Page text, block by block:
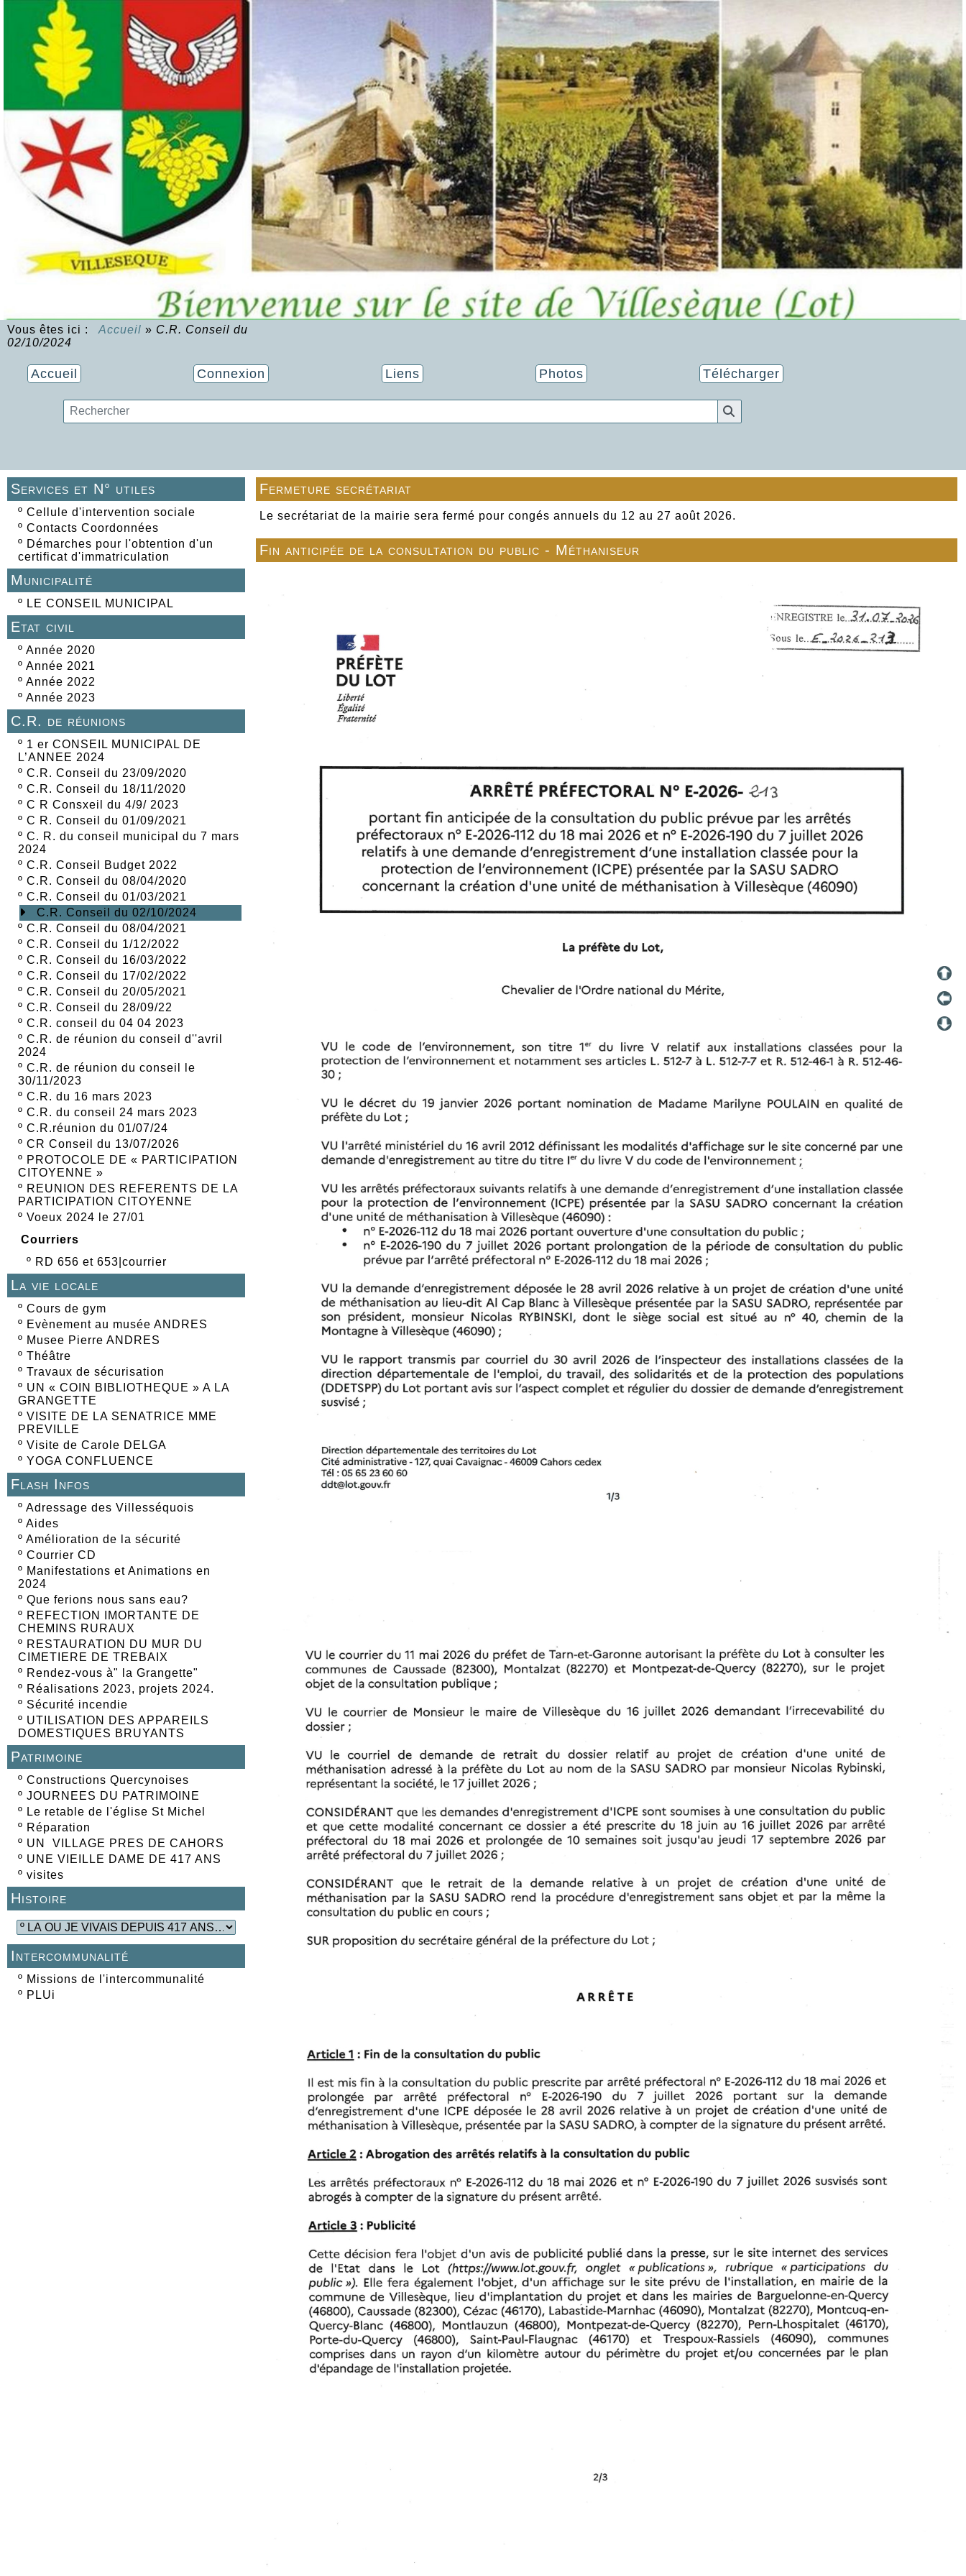
Vous êtes ici : Accueil » C.R. Conseil du
02/10/2024
Accueil Connexion Liens Photos Télécharger
Services et N° utiles
º Cellule d'intervention sociale
º Contacts Coordonnées
º Démarches pour l'obtention d'un
certificat d'immatriculation
Municipalité
º LE CONSEIL MUNICIPAL
Etat civil
º Année 2020
º Année 2021
º Année 2022
º Année 2023
C.R. de réunions
º 1 er CONSEIL MUNICIPAL DE
L’ANNEE 2024
º C.R. Conseil du 23/09/2020
º C.R. Conseil du 18/11/2020
º C R Consxeil du 4/9/ 2023
º C R. Conseil du 01/09/2021
º C. R. du conseil municipal du 7 mars
2024
º C.R. Conseil Budget 2022
º C.R. Conseil du 08/04/2020
º C.R. Conseil du 01/03/2021
C.R. Conseil du 02/10/2024
º C.R. Conseil du 08/04/2021
º C.R. Conseil du 1/12/2022
º C.R. Conseil du 16/03/2022
º C.R. Conseil du 17/02/2022
º C.R. Conseil du 20/05/2021
º C.R. Conseil du 28/09/22
º C.R. conseil du 04 04 2023
º C.R. de réunion du conseil d''avril
2024
º C.R. de réunion du conseil le
30/11/2023
º C.R. du 16 mars 2023
º C.R. du conseil 24 mars 2023
º C.R.réunion du 01/07/24
º CR Conseil du 13/07/2026
º PROTOCOLE DE « PARTICIPATION
CITOYENNE »
º REUNION DES REFERENTS DE LA
PARTICIPATION CITOYENNE
º Voeux 2024 le 27/01
Courriers
º RD 656 et 653|courrier
La vie locale
º Cours de gym
º Evènement au musée ANDRES
º Musee Pierre ANDRES
º Théâtre
º Travaux de sécurisation
º UN « COIN BIBLIOTHEQUE » A LA
GRANGETTE
º VISITE DE LA SENATRICE MME
PREVILLE
º Visite de Carole DELGA
º YOGA CONFLUENCE
Flash Infos
º Adressage des Villesséquois
º Aides
º Amélioration de la sécurité
º Courrier CD
º Manifestations et Animations en
2024
º Que ferions nous sans eau?
º REFECTION IMORTANTE DE
CHEMINS RURAUX
º RESTAURATION DU MUR DU
CIMETIERE DE TREBAIX
º Rendez-vous à" la Grangette"
º Réalisations 2023, projets 2024.
º Sécurité incendie
º UTILISATION DES APPAREILS
DOMESTIQUES BRUYANTS
Patrimoine
º Constructions Quercynoises
º JOURNEES DU PATRIMOINE
º Le retable de l'église St Michel
º Réparation
º UN VILLAGE PRES DE CAHORS
º UNE VIEILLE DAME DE 417 ANS
º visites
Histoire
Intercommunalité
º Missions de l'intercommunalité
º PLUi
Fermeture secrétariat
Le secrétariat de la mairie sera fermé pour congés annuels du 12 au 27 août 2026.
Fin anticipée de la consultation du public - Méthaniseur